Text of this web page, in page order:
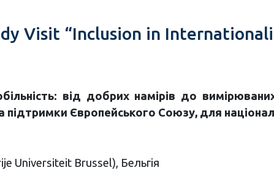
Visit “Inclusion in
від добрих намірів до
Європейського Союзу, для
Universiteit Brussel), Бельгія